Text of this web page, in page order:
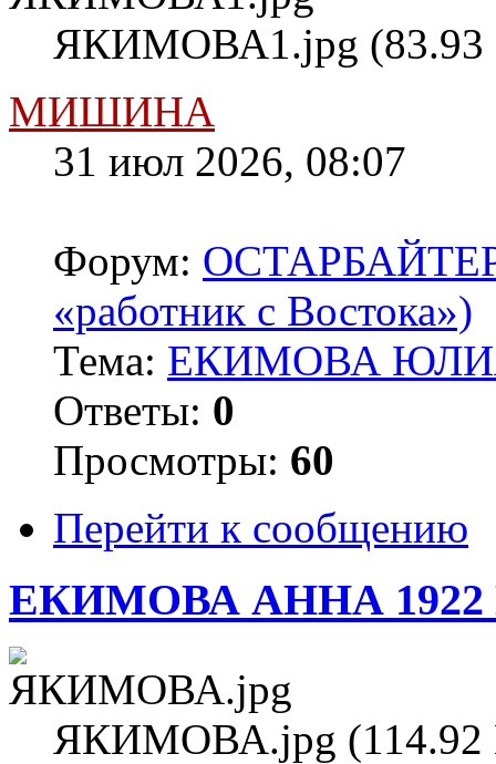
ЯКИМОВА1.jpg (83.93
МИШИНА
31 июл 2026, 08:07
Форум:
«работник с Востока»)
Тема: ЕКИМОВА
Ответы: 0
Просмотры: 60
Перейти к сообщению
ЕКИМОВА АННА
ЯКИМОВА.jpg (114.92